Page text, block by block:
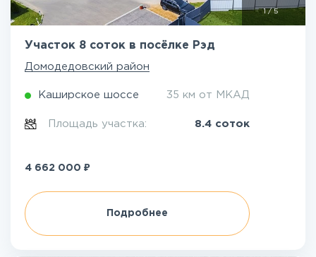
1 / 5
Участок 8 соток в посёлке Рэд
Домодедовский район
Каширское шоссе 35 км от МКАД
Площадь участка: 8.4 соток
4 662 000 ₽
Подробнее